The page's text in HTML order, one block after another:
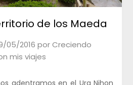
de los Maeda
05/2016 porCreciendo
mis viajes
adentramos en el Ura Nihon